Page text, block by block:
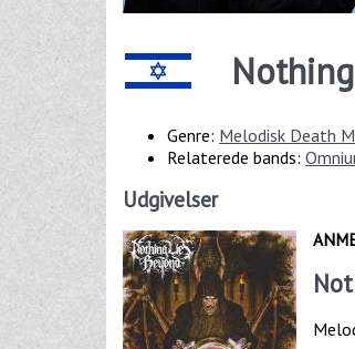
Genre: Melodisk Death
Relaterede bands:
Udgivelser